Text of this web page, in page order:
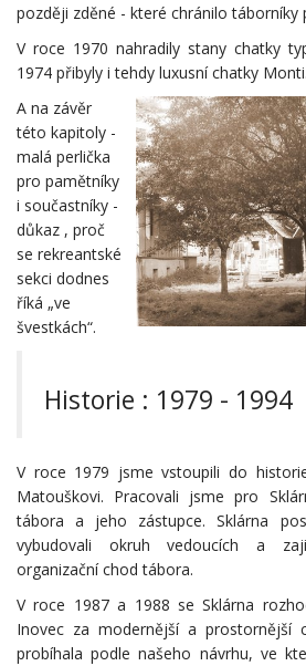
později zděné - které chránilo táborníky
V roce 1970 nahradily stany chatky
1974 přibyly i tehdy luxusní chatky Monti.
A na závěr
této kapitoly -
malá perlička
pro pamětníky
i součastníky -
důkaz , proč
se rekreantské
sekci dodnes
říká „ve
švestkách“.
Historie : 1979 - 1994
V roce 1979 jsme vstoupili do
Matouškovi. Pracovali jsme pro
tábora a jeho zástupce. Sklárna
vybudovali okruh vedoucích a
organizační chod tábora.
V roce 1987 a 1988 se Sklárna
Inovec za modernější a prostornější
probíhala podle našeho návrhu, ve